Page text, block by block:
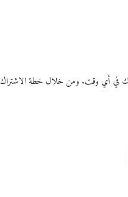
خطتك في أي وقت. ومن خلال خطة الاشتراك